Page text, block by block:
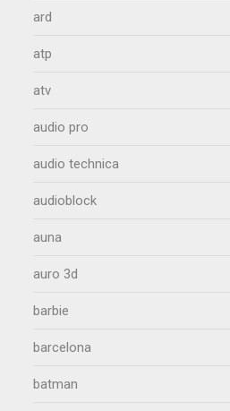
ard
atp
atv
audio pro
audio technica
audioblock
auna
auro 3d
barbie
barcelona
batman